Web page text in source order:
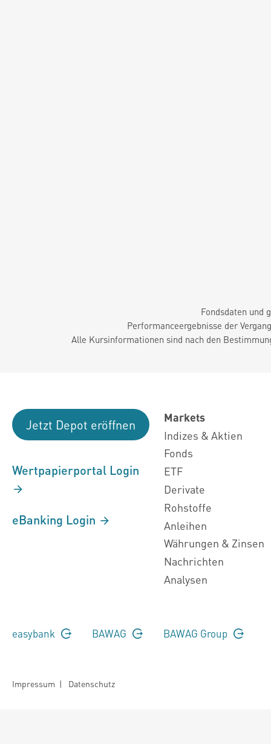
Fondsdaten und
Performanceergebnisse der
Alle Kursinformationen sind nach den
Jetzt Depot eröffnen
Wertpapierportal Login
eBanking Login
Markets
Indizes & Aktien
Fonds
ETF
Derivate
Rohstoffe
Anleihen
Währungen & Zinsen
Nachrichten
Analysen
easybank BAWAG BAWAG Group
Impressum | Datenschutz